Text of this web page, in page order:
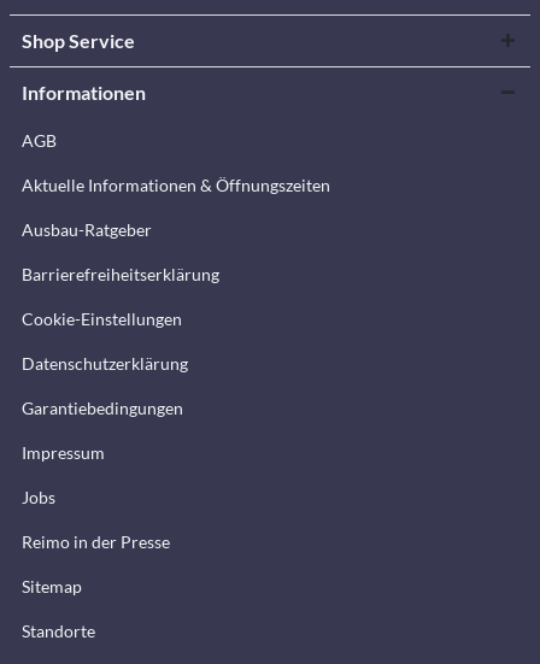
Shop Service
Informationen
AGB
Aktuelle Informationen & Öffnungszeiten
Ausbau-Ratgeber
Barrierefreiheitserklärung
Cookie-Einstellungen
Datenschutzerklärung
Garantiebedingungen
Impressum
Jobs
Reimo in der Presse
Sitemap
Standorte